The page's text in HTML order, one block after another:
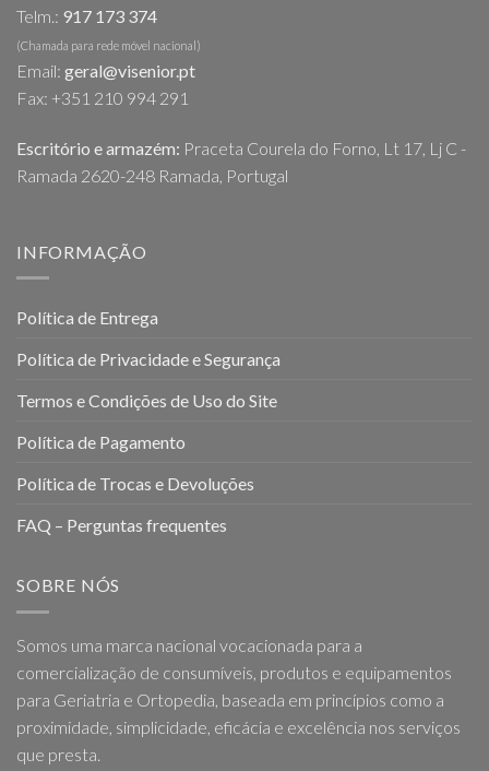
Telm.: 917 173 374
(Chamada para rede móvel nacional)
Email: geral@visenior.pt
Fax: +351 210 994 291
Escritório e armazém: Praceta Courela do Forno, Lt 17, Lj C -
Ramada 2620-248 Ramada, Portugal
INFORMAÇÃO
Política de Entrega
Política de Privacidade e Segurança
Termos e Condições de Uso do Site
Política de Pagamento
Política de Trocas e Devoluções
FAQ – Perguntas frequentes
SOBRE NÓS
Somos uma marca nacional vocacionada para a
comercialização de consumíveis, produtos e equipamentos
para Geriatria e Ortopedia, baseada em princípios como a
proximidade, simplicidade, eficácia e excelência nos serviços
que presta.